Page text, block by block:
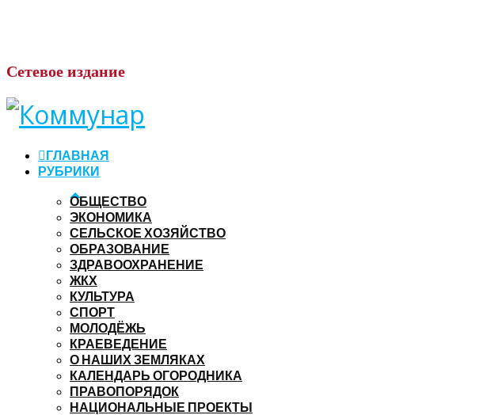
Сетевое издание
ГЛАВНАЯ
РУБРИКИ
ОБЩЕСТВО
ЭКОНОМИКА
СЕЛЬСКОЕ ХОЗЯЙСТВО
ОБРАЗОВАНИЕ
ЗДРАВООХРАНЕНИЕ
ЖКХ
КУЛЬТУРА
СПОРТ
МОЛОДЁЖЬ
КРАЕВЕДЕНИЕ
О НАШИХ ЗЕМЛЯКАХ
КАЛЕНДАРЬ ОГОРОДНИКА
ПРАВОПОРЯДОК
НАЦИОНАЛЬНЫЕ ПРОЕКТЫ